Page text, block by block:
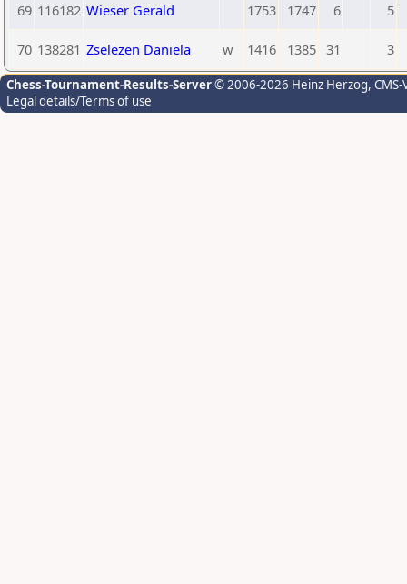
69 116182 Wieser Gerald 1753 1747 6 5
70 138281 Zselezen Daniela w 1416 1385 31 3
Chess-Tournament-Results-Server© 2006-2026 Heinz Herzog,
Legal details/Terms of use